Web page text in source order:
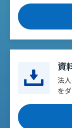
資
法
を